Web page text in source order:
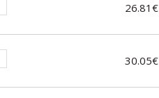
26.81€
30.05€